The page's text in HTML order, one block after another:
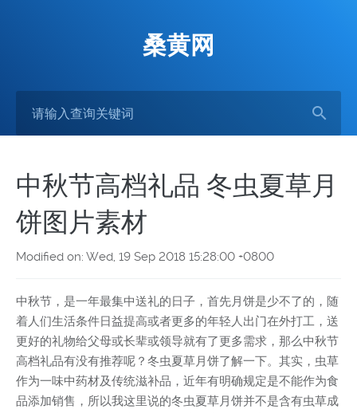
桑黄网
中秋节高档礼品 冬虫夏草月
饼图片素材
Modified on: Wed, 19 Sep 2018 15:28:00 +0800
中秋节，是一年最集中送礼的日子，首先月饼是少不了的，随
着人们生活条件日益提高或者更多的年轻人出门在外打工，送
更好的礼物给父母或长辈或领导就有了更多需求，那么中秋节
高档礼品有没有推荐呢？冬虫夏草月饼了解一下。其实，虫草
作为一味中药材及传统滋补品，近年有明确规定是不能作为食
品添加销售，所以我这里说的冬虫夏草月饼并不是含有虫草成